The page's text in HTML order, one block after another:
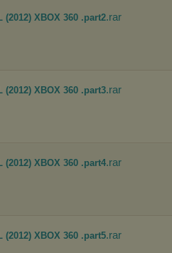
(2012) XBOX 360 .part2.rar
(2012) XBOX 360 .part3.rar
(2012) XBOX 360 .part4.rar
(2012) XBOX 360 .part5.rar